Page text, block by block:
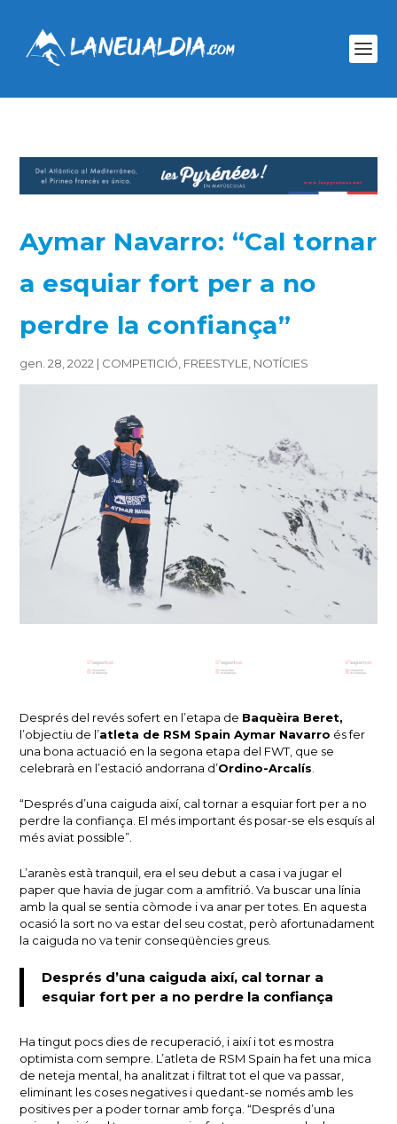
Aymar Navarro: “Cal tornar
a esquiar fort per a no
perdre la confiança”
gen. 28, 2022 | COMPETICIÓ FREESTYLE NOTÍCIES
Després del revés sofert en l’etapa de Baquèira Beret,
l’objectiu de l’atleta de RSM Spain Aymar Navarro és fer
una bona actuació en la segona etapa del FWT, que se
celebrarà en l’estació andorrana d’Ordino-Arcalís.
“Després d’una caiguda així, cal tornar a esquiar fort per a no
perdre la confiança. El més important és posar-se els esquís al
més aviat possible”.
L’aranès està tranquil, era el seu debut a casa i va jugar el
paper que havia de jugar com a amfitrió. Va buscar una línia
amb la qual se sentia còmode i va anar per totes. En aquesta
ocasió la sort no va estar del seu costat, però afortunadament
la caiguda no va tenir conseqüències greus.
Després d’una caiguda així, cal tornar a
esquiar fort per a no perdre la confiança
Ha tingut pocs dies de recuperació, i així i tot es mostra
optimista com sempre. L’atleta de RSM Spain ha fet una mica
de neteja mental, ha analitzat i filtrat tot el que va passar,
eliminant les coses negatives i quedant-se només amb les
positives per a poder tornar amb força. “Després d’una